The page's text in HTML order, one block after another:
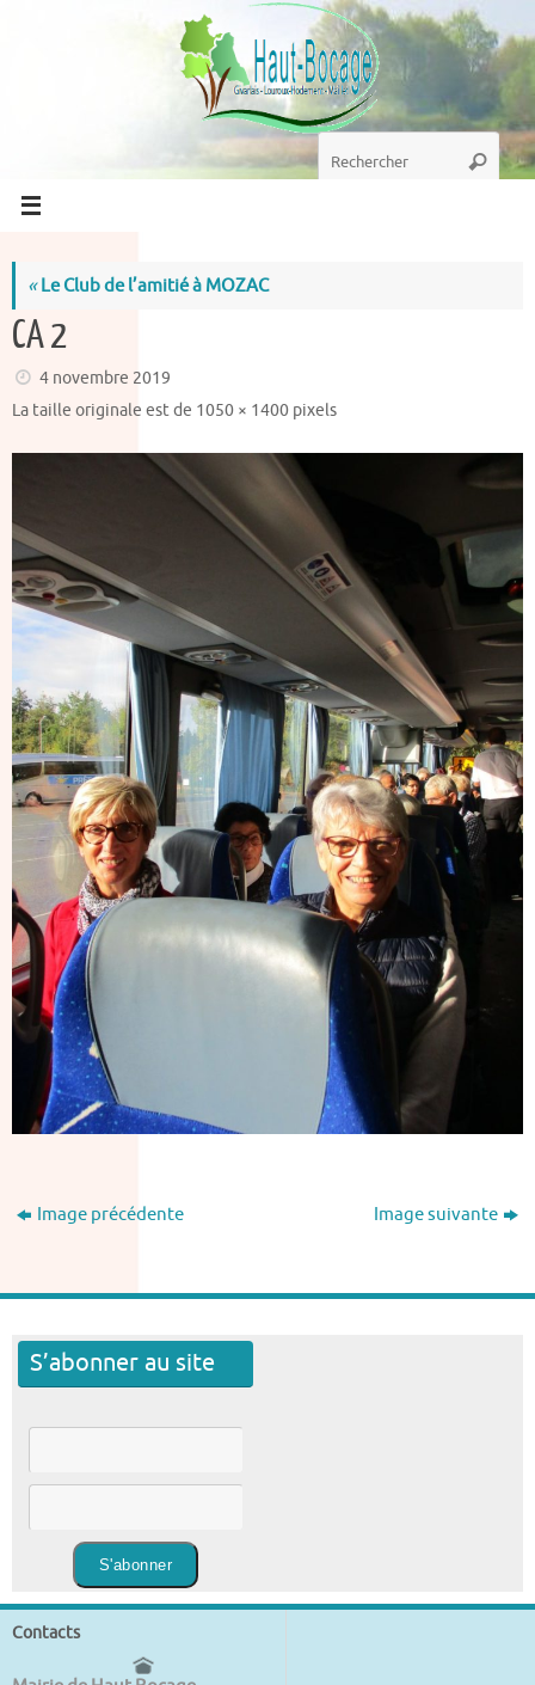
Recherche
pour
«Le Club de l’amitié à MOZAC
CA 2
4 novembre 2019
La taille originale est de 1050 × 1400 pixels
Image précédente Image suivante
S’abonner au site
Contacts